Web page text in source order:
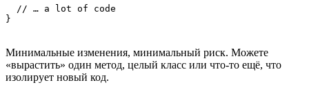
// … a lot of code
}
Минимальные изменения, минимальный риск. Можете
«вырастить» один метод, целый класс или что-то ещё, что
изолирует новый код.